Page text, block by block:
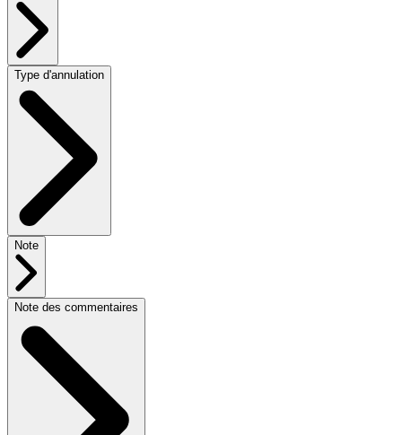
Type d'annulation
Note
Note des commentaires